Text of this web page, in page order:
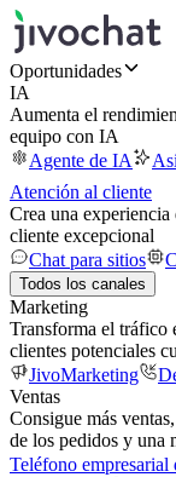
Oportunidades
IA
Aumenta el
equipo con IA
Agente de IA
Atención al cliente
Crea una experiencia
cliente excepcional
Chat para sitios
Todos los canales
Marketing
Transforma el tráfico
clientes potenciales
JivoMarketing
Ventas
Consigue más
de los pedidos y una
Teléfono empresarial